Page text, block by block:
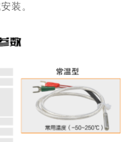
装。